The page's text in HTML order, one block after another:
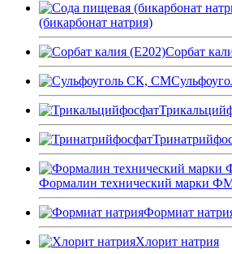
(бикарбонат натрия)
Сорбат
Формалин технический марки
Формиат
Хлорит натрия